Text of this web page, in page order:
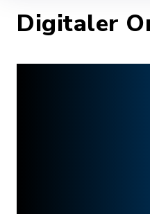
Digitaler